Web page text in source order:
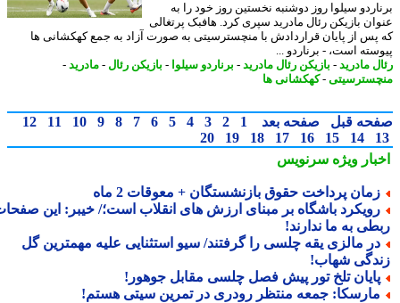
سیلوا روز دوشنبه نخستین روز خود را به
بازیکن رئال مادرید سپری کرد. هافبک پرتغالی
از پایان قراردادش با منچسترسیتی به صورت آزاد به جمع کهکشانی ها
است، - برناردو ...
مادرید- بازیکن رئال مادرید- برناردو سیلوا-بازیکن رئال -مادرید-
-کهکشانی ها
قبل صفحه بعد 1
2
3
4
5
6
7
8
9
10
11
12
14
15
16
17
18
19
20
ویژهسرنویس
پرداخت حقوق بازنشستگان + معوقات 2 ماه
باشگاه بر مبنای ارزش های انقلاب است؛/ خیبر: این صفحات
به ما ندارند!
مالزی یقه چلسی را گرفتند/ سیو استثنایی علیه مهمترین گل
شهاب!
تلخ تور پیش فصل چلسی مقابل جوهور!
جمعه منتظر رودری در تمرین سیتی هستم!